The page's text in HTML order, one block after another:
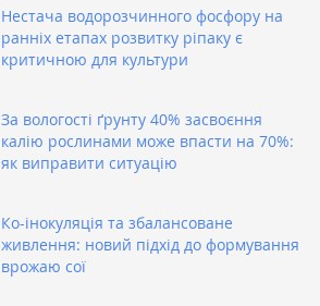
Нестача водорозчинного фосфору на
ранніх етапах розвитку ріпаку є
критичною для культури
За вологості ґрунту 40% засвоєння
калію рослинами може впасти на 70%:
як виправити ситуацію
Ко-інокуляція та збалансоване
живлення: новий підхід до формування
врожаю сої